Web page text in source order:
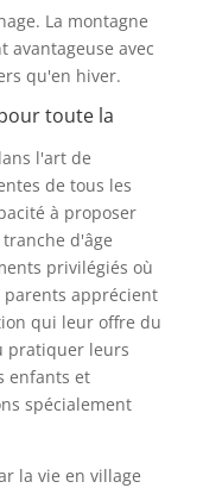
La montagne
avantageuse avec
qu'en hiver.
toute la
l'art de
de tous les
à proposer
d'âge
privilégiés où
parents apprécient
qui leur offre du
pratiquer leurs
enfants et
spécialement
la vie en village